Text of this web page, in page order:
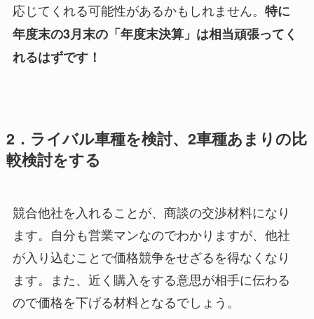
応じてくれる可能性があるかもしれません。 特に
年度末の3月末の「年度末決算」は相当頑張ってく
れるはずです！
2．ライバル車種を検討、2車種あまりの比
較検討をする
競合他社を入れることが、商談の交渉材料になり
ます。自分も営業マンなのでわかりますが、他社
が入り込むことで価格競争をせざるを得なくなり
ます。また、近く購入をする意思が相手に伝わる
ので価格を下げる材料となるでしょう。